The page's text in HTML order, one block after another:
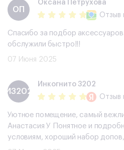
​ОП
​Оксана Петрухова
Отзыв
Спасибо за подбор
обслужили быстро!!!
07 Июня 2025
И3202
Инкогнито 3202
Отзыв
Уютное помещение, самый
Анастасия У Понятное и
условиям, хороший набор